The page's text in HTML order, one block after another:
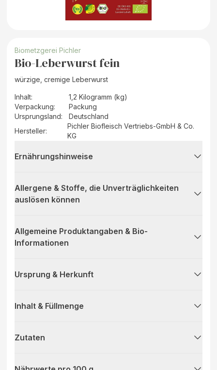
Biometzgerei Pichler
Bio-Leberwurst fein
würzige, cremige Leberwurst
Inhalt:
1,2 Kilogramm (kg)
Verpackung:
Packung
Ursprungsland:
Deutschland
Hersteller:
Pichler Biofleisch Vertriebs-GmbH & Co.
KG
Ernährungshinweise
Allergene & Stoffe, die Unverträglichkeiten
auslösen können
Allgemeine Produktangaben & Bio-
Informationen
Ursprung & Herkunft
Inhalt & Füllmenge
Zutaten